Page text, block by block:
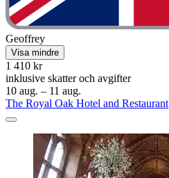
Geoffrey
Visa mindre
1 410 kr
inklusive skatter och avgifter
10 aug. – 11 aug.
The Royal Oak Hotel and Restaurant